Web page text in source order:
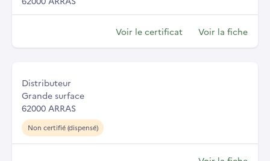
Voir le certificat Voir la fiche
Distributeur
Grande surface
62000 ARRAS
Non certifié (dispensé)